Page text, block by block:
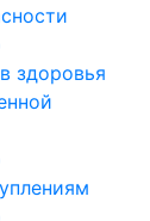
здоровья